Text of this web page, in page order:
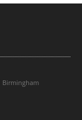
Birmingham